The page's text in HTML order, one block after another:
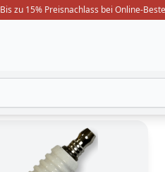
Bis zu 15% Preisnachlass bei Online-